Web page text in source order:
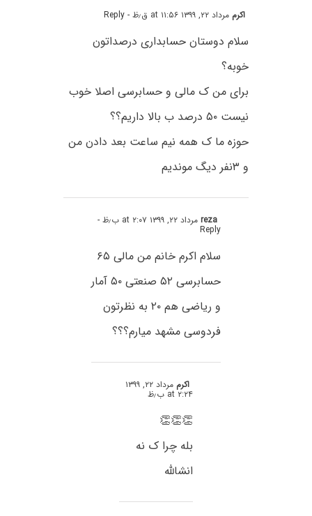
اکرم مرداد ۲۲, ۱۳۹۹ at ۱۱:۵۶ ق٫ظ - Reply
سلام دوستان حسابداری درصداتون
خوبه؟
برای من ک مالی و حسابرسی اصلا خوب
نیست ۵۰ درصد ب بالا داریم؟؟
حوزه ما ک همه نیم ساعت بعد دادن من
و ۳نفر دیگ موندیم
rezaمرداد ۲۲, ۱۳۹۹ at ۲:۰۷ ب٫ظ -
Reply
سلام اکرم خانم من مالی ۶۵
حسابرسی ۵۲ صنعتی ۵۰ آمار
و ریاضی هم ۲۰ به نظرتون
فردوسی مشهد میارم؟؟؟
اکرم مرداد ۲۲, ۱۳۹۹
at ۲:۲۴ ب٫ظ
👏👏👏
بله چرا ک نه
انشالله